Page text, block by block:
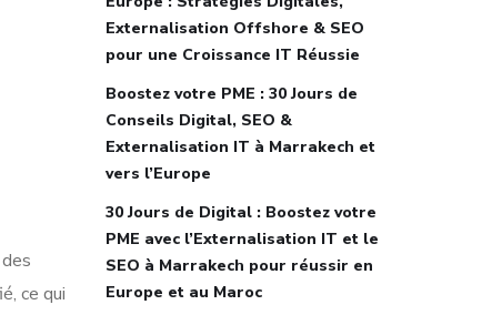
ce qui
Externalisation Offshore & SEO
pour une Croissance IT Réussie
Boostez votre PME : 30 Jours de
Conseils Digital, SEO &
Externalisation IT à Marrakech et
vers l’Europe
30 Jours de Digital : Boostez votre
PME avec l’Externalisation IT et le
SEO à Marrakech pour réussir en
Europe et au Maroc